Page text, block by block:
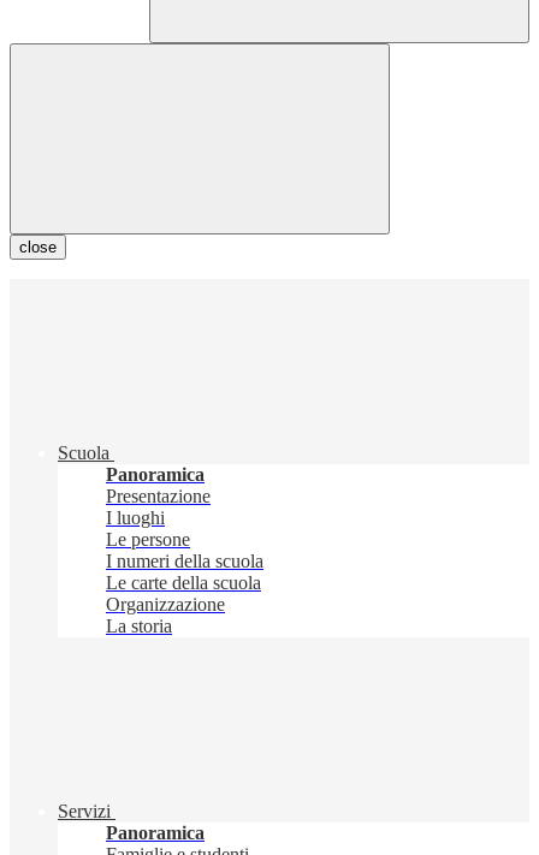
close
Scuola
Panoramica
Presentazione
I luoghi
Le persone
I numeri della scuola
Le carte della scuola
Organizzazione
La storia
Servizi
Panoramica